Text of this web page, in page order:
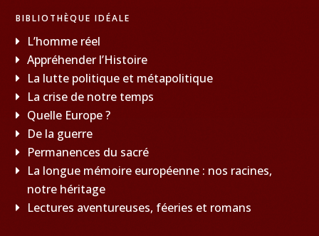
BIBLIOTHÈQUE IDÉALE
L’homme réel
Appréhender l’Histoire
La lutte politique et métapolitique
La crise de notre temps
Quelle Europe ?
De la guerre
Permanences du sacré
La longue mémoire européenne : nos racines,
notre héritage
Lectures aventureuses, féeries et romans